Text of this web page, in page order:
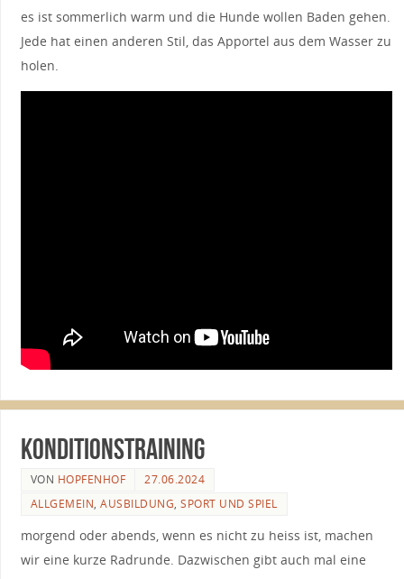
es ist sommerlich warm und die Hunde wollen Baden gehen.
Jede hat einen anderen Stil, das Apportel aus dem Wasser zu
holen.
Konditionstraining
VON HOPFENHOF
27.06.2024
ALLGEMEIN,AUSBILDUNG,SPORT UND SPIEL
morgend oder abends, wenn es nicht zu heiss ist, machen
wir eine kurze Radrunde. Dazwischen gibt auch mal eine